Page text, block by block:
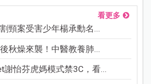
看更多
頸案受害少年楊承勳名...
秋燥來襲！中醫教養肺...
謝怡芬虎媽模式禁3C，看...